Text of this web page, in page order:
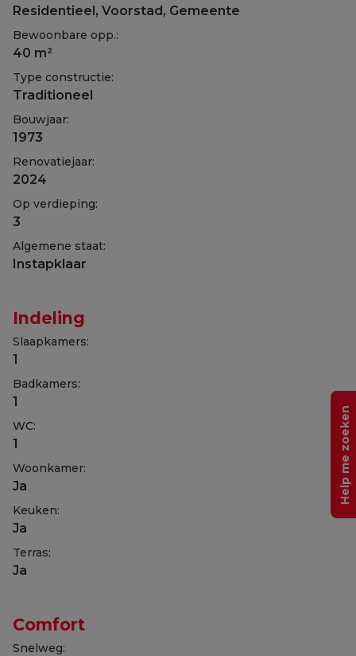
Residentieel, Voorstad, Gemeente
Bewoonbare opp.:
40 m²
Type constructie:
Traditioneel
Bouwjaar:
1973
Renovatiejaar:
2024
Op verdieping:
3
Algemene staat:
Instapklaar
Indeling
Slaapkamers:
1
Badkamers:
1
WC:
1
Woonkamer:
Ja
Keuken:
Ja
Terras:
Ja
Comfort
Snelweg:
Help me zoeken